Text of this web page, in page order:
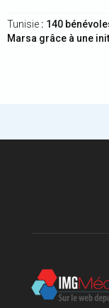
Tunisie : 140
Marsa grâce à une